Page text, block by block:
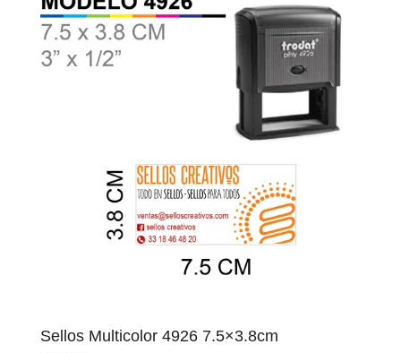
Sellos Multicolor 4926 7.5×3.8cm